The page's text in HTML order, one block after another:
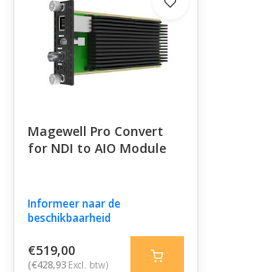
Magewell Pro Convert
for NDI to AIO Module
Informeer naar de
beschikbaarheid
€519,00
(€428,93 Excl. btw)